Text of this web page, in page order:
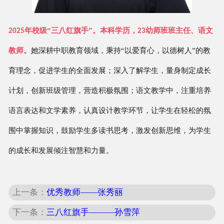
2025年校级“三八红旗手”。本科学历， 23幼师班班主任、语文
教师。 她深耕中职教育领域，秉持“以爱育心，以德树人”的教
育理念，促进学生的全面发展；深入了解学生，量身制定成长
计划，创新班级管理，营造积极氛围；语文教学中，注重培养
语言表达和文学素养，认真设计教学环节，让学生在轻松的氛
围中掌握知识，鼓励学生多读书思考，激发创新思维，为学生
的成长和发展倾注智慧和力量。
上一条：优秀教师——张秀丽
下一条：三八红旗手———孙雪萍